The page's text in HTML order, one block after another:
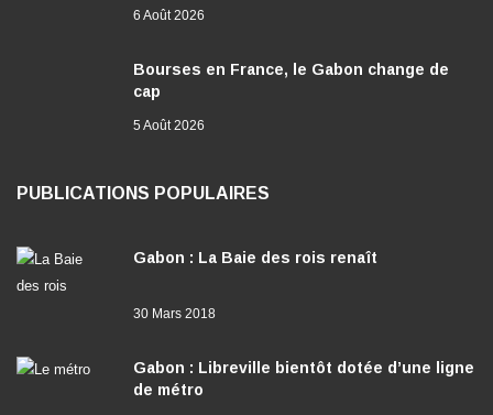
6 Août 2026
Bourses en France, le Gabon change de
cap
5 Août 2026
PUBLICATIONS POPULAIRES
Gabon : La Baie des rois renaît
30 Mars 2018
Gabon : Libreville bientôt dotée d’une ligne
de métro